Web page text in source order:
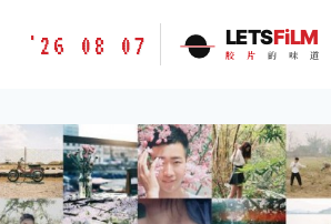
胶
味
道
LETSFILM
'26 08 07 LETSFiLM
胶 片 的 味 道